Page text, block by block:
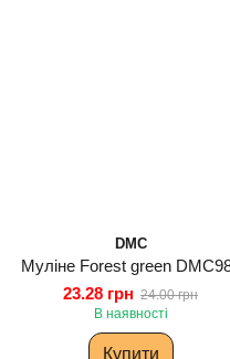
DMC
Муліне Forest green
23.28 грн 24.00 грн
В наявності
Купити